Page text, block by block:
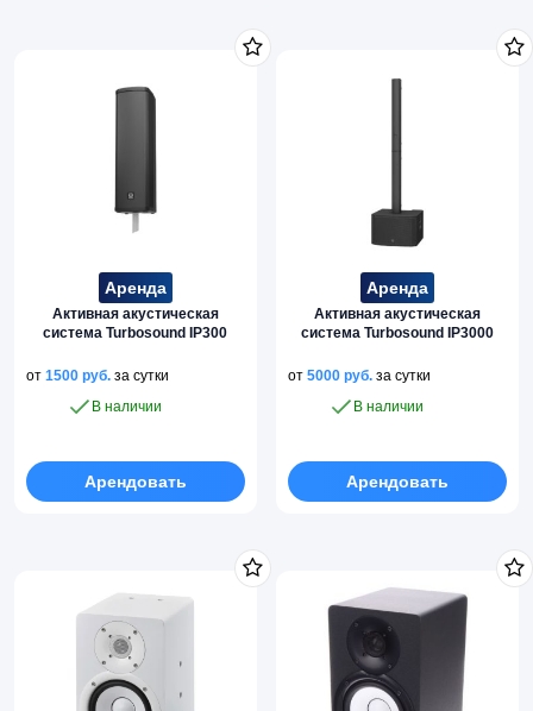
Аренда
Активная акустическая
система Turbosound IP300
от 1500 руб. за сутки
В наличии
Арендовать
Аренда
Активная акустическая
система Turbosound IP3000
от5000руб. за сутки
В наличии
Арендовать